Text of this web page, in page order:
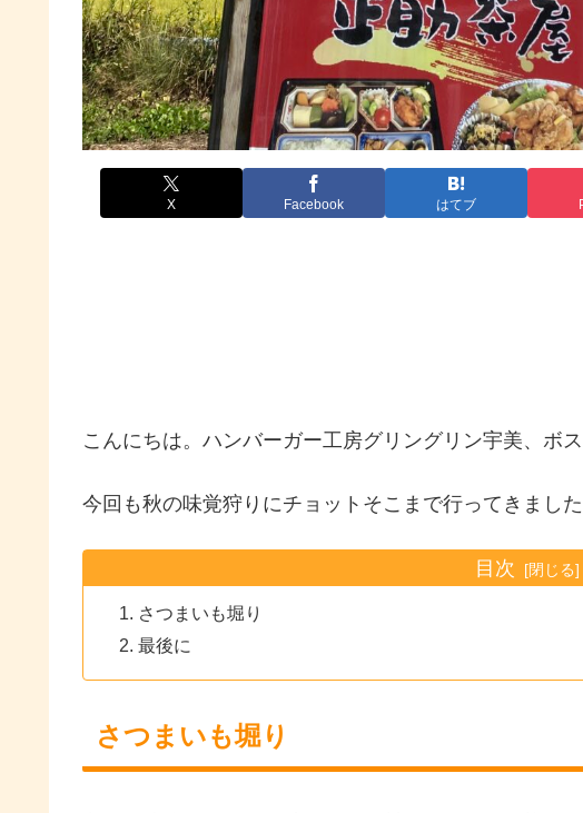
X Facebook はてブ
こんにちは。ハンバーガー工房グリングリン宇美、ボス
今回も秋の味覚狩りにチョットそこまで行ってきまし
目次
さつまいも堀り
最後に
さつまいも堀り